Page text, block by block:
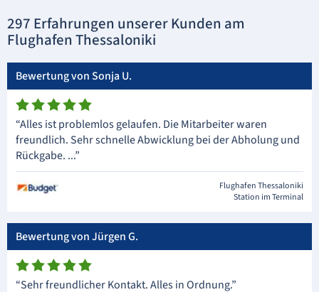
297 Erfahrungen unserer Kunden am
Flughafen Thessaloniki
Bewertung von Sonja U.
“Alles ist problemlos gelaufen. Die Mitarbeiter waren
freundlich. Sehr schnelle Abwicklung bei der Abholung und
Rückgabe. ...”
Flughafen Thessaloniki
Station im Terminal
Bewertung von Jürgen G.
“Sehr freundlicher Kontakt. Alles in Ordnung.”